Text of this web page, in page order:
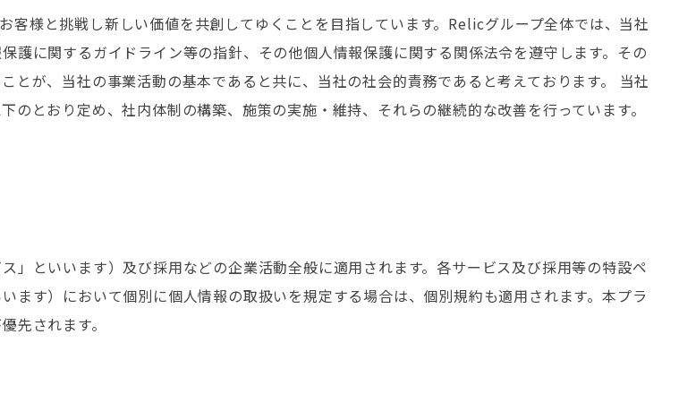
様と挑戦し新しい価値を共創してゆくことを目指しています。Relicグループ全体では、当社
に関するガイドライン等の指針、その他個人情報保護に関する関係法令を遵守します。その
が、当社の事業活動の基本であると共に、当社の社会的責務であると考えております。 当社
とおり定め、社内体制の構築、施策の実施・維持、それらの継続的な改善を行っています。
といいます）及び採用などの企業活動全般に適用されます。各サービス及び採用等の特設ペ
す）において個別に個人情報の取扱いを規定する場合は、個別規約も適用されます。本プラ
先されます。